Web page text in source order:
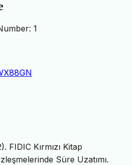
1
FIDIC Kırmızı Kitap
Süre Uzatımı.